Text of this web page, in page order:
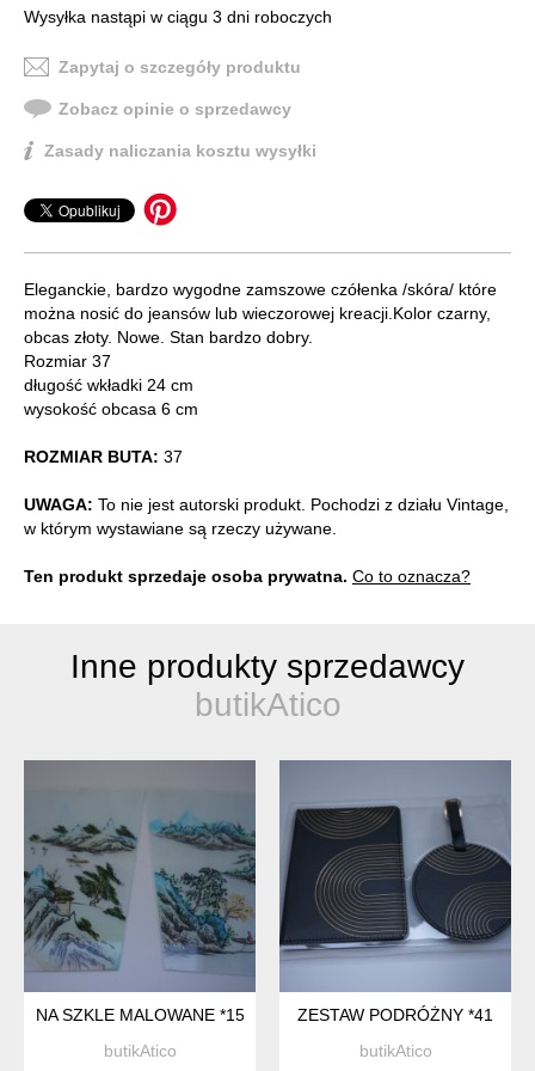
Wysyłka nastąpi w ciągu 3 dni roboczych
Zapytaj o szczegóły produktu
Zobacz opinie o sprzedawcy
Zasady naliczania kosztu wysyłki
Eleganckie, bardzo wygodne zamszowe czółenka /skóra/ które
można nosić do jeansów lub wieczorowej kreacji.Kolor czarny,
obcas złoty. Nowe. Stan bardzo dobry.
Rozmiar 37
długość wkładki 24 cm
wysokość obcasa 6 cm
ROZMIAR BUTA: 37
UWAGA: To nie jest autorski produkt. Pochodzi z działu Vintage,
w którym wystawiane są rzeczy używane.
Ten produkt sprzedaje osoba prywatna. Co to oznacza?
Inne produkty sprzedawcy
butikAtico
NA SZKLE MALOWANE *15
butikAtico
ZESTAW PODRÓŻNY *41
butikAtico